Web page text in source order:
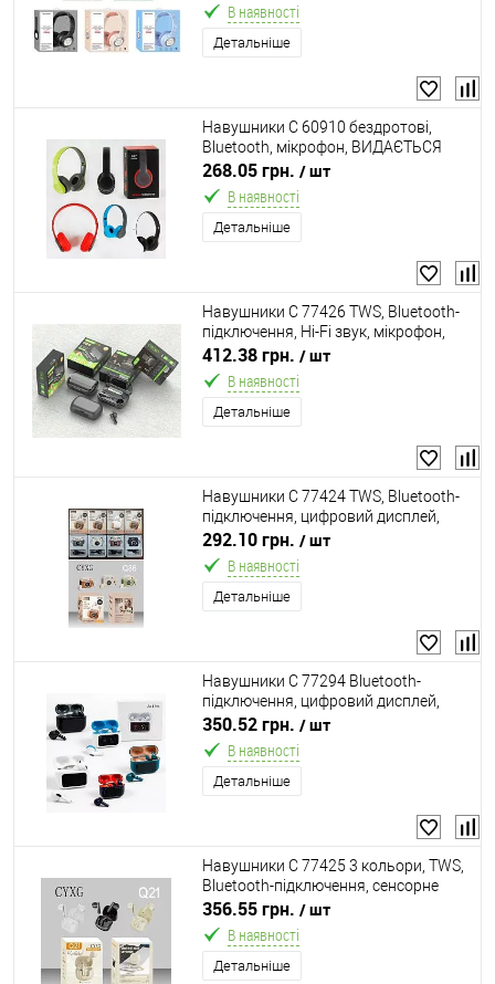
В наявності
Детальніше
Навушники C 60910 бездротові,
Bluetooth, мікрофон, ВИДАЄТЬСЯ
ТІЛЬКИ МІКС ВИДІВ
268.05 грн. / шт
В наявності
Детальніше
Навушники C 77426 TWS, Bluetooth-
підключення, Hi-Fi звук, мікрофон,
зарядний кейс, шумозаглушення, в
коробці
412.38 грн. / шт
В наявності
Детальніше
Навушники C 77424 TWS, Bluetooth-
підключення, цифровий дисплей,
зарядний кейс, вологозахист IPX-4,
ємність акумулятора 180 mAh, в
коробці, ВИДАЄ
292.10 грн. / шт
В наявності
Детальніше
Навушники C 77294 Bluetooth-
підключення, цифровий дисплей,
мікрофон, зарядний кейс,
шумозаглушення, в коробці,
ВИДАЄТЬСЯ МІКС ВИДІВ
350.52 грн. / шт
В наявності
Детальніше
Навушники C 77425 3 кольори, TWS,
Bluetooth-підключення, сенсорне
керування, зарядний кейс, ємність
акумулятора 180 мА·год, в коробці,
ВИДАЄТЬСЯ
356.55 грн. / шт
В наявності
Детальніше